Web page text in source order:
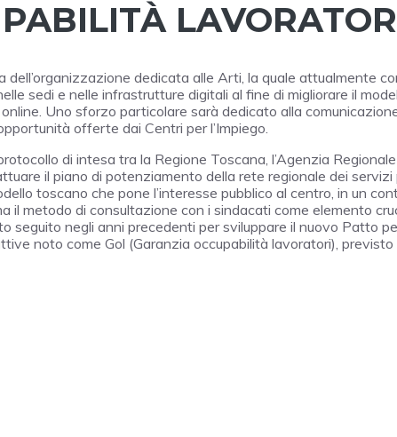
dell’organizzazione dedicata alle Arti, la quale attualmente
sedi e nelle infrastrutture digitali al fine di migliorare il
Uno sforzo particolare sarà dedicato alla
offerte dai Centri per l’Impiego.
di intesa tra la Regione Toscana, l’Agenzia Regionale
il piano di potenziamento della rete regionale dei servizi
toscano che pone l’interesse pubblico al centro, in un
metodo di consultazione con i sindacati come elemento
seguito negli anni precedenti per sviluppare il nuovo Patto
noto come Gol (Garanzia occupabilità lavoratori), previsto